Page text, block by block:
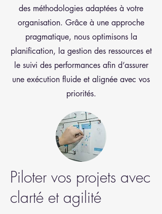
des méthodologies adaptées à votre
organisation. Grâce à une approche
pragmatique, nous optimisons la
planification, la gestion des ressources et
le suivi des performances afin d’assurer
une exécution fluide et alignée avec vos
priorités.
Piloter vos projets avec
clarté et agilité